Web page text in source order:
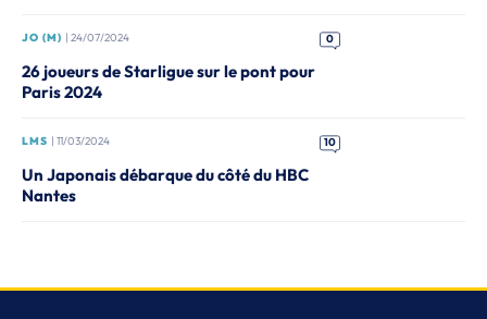
JO (M) | 24/07/2024 0
26 joueurs de Starligue sur le pont pour
Paris 2024
LMS | 11/03/2024 10
Un Japonais débarque du côté du HBC
Nantes